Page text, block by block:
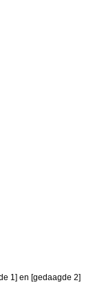
1] en [gedaagde 2]